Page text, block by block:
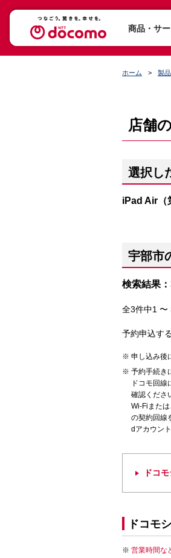
商品・サ
ホーム 製品
店舗
選択し
iPad Air（
宇部市
検索結果
全3件中1 〜
予約申込す
申し込み後
予約手続き
ドコモ回
確認くださ
Wi-Fiまた
の契約回線
dアカウン
ドコ
ドコモ
営業時間な